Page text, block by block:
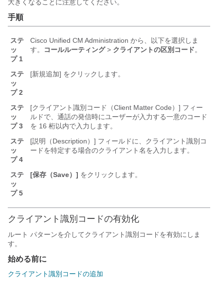
大きくなることに注意してください。
手順
ステ
ッ
プ 1
Cisco Unified CM Administration から、以下を選択しま
す。
コールルーティング> クライアントの区別コード。
ステ
ッ
プ 2
[新規追加] をクリックします。
ステ
ッ
プ 3
[クライアント識別コード（Client Matter Code）] フィー
ルドで、通話の発信時にユーザーが入力する一意のコード
を 16 桁以内で入力します。
ステ
ッ
プ 4
[説明（Description）] フィールドに、クライアント識別コ
ードを特定する場合のクライアント名を入力します。
ステ
ッ
プ 5
[保存（Save）] をクリックします。
クライアント識別コードの有効化
ルート パターンを介してクライアント識別コードを有効にしま
す。
始める前に
クライアント識別コードの追加